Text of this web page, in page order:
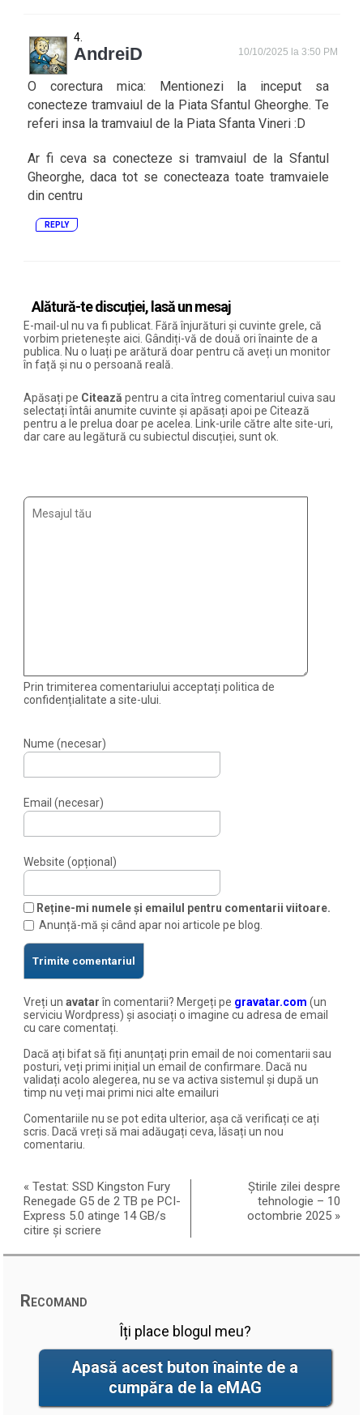
AndreiD 10/10/2025 la 3:50 PM
O corectura mica: Mentionezi la inceput sa
conecteze tramvaiul de la Piata Sfantul Gheorghe. Te
referi insa la tramvaiul de la Piata Sfanta Vineri :D
Ar fi ceva sa conecteze si tramvaiul de la Sfantul
Gheorghe, daca tot se conecteaza toate tramvaiele
din centru
REPLY
Alătură-te discuției, lasă un mesaj
E-mail-ul nu va fi publicat. Fără înjurături și cuvinte grele, că
vorbim prietenește aici. Gândiți-vă de două ori înainte de a
publica. Nu o luați pe arătură doar pentru că aveți un monitor
în față și nu o persoană reală.
Apăsați pe Citează pentru a cita întreg comentariul cuiva sau
selectați întâi anumite cuvinte și apăsați apoi pe Citează
pentru a le prelua doar pe acelea. Link-urile către alte site-uri,
dar care au legătură cu subiectul discuției, sunt ok.
Prin trimiterea comentariului acceptați politica de
confidențialitate a site-ului.
Nume (necesar)
Email (necesar)
Website (opțional)
Reține-mi numele și emailul pentru comentarii viitoare.
Anunță-mă și când apar noi articole pe blog.
Vreți unavatarîn comentarii? Mergeți pe gravatar.com (un
serviciu Wordpress) și asociați o imagine cu adresa de email
cu care comentați.
Dacă ați bifat să fiți anunțați prin email de noi comentarii sau
posturi, veți primi inițial un email de confirmare. Dacă nu
validați acolo alegerea, nu se va activa sistemul și după un
timp nu veți mai primi nici alte emailuri
Comentariile nu se pot edita ulterior, așa că verificați ce ați
scris. Dacă vreți să mai adăugați ceva, lăsați un nou
comentariu.
«Testat: SSD Kingston Fury
Renegade G5 de 2 TB pe PCI-
Express 5.0 atinge 14 GB/s
citire și scriere
Știrile zilei despre
tehnologie – 10
octombrie 2025 »
Recomand
Îți place blogul meu?
Apasă acest buton înainte de a
cumpăra de la eMAG